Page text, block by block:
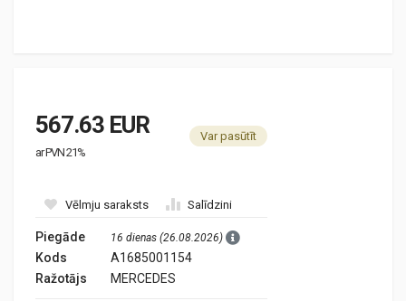
567.63 EUR
ar PVN 21%
Var pasūtīt
Vēlmju saraksts Salīdzini
Piegāde 16 dienas (26.08.2026)
Kods
A1685001154
Ražotājs
MERCEDES